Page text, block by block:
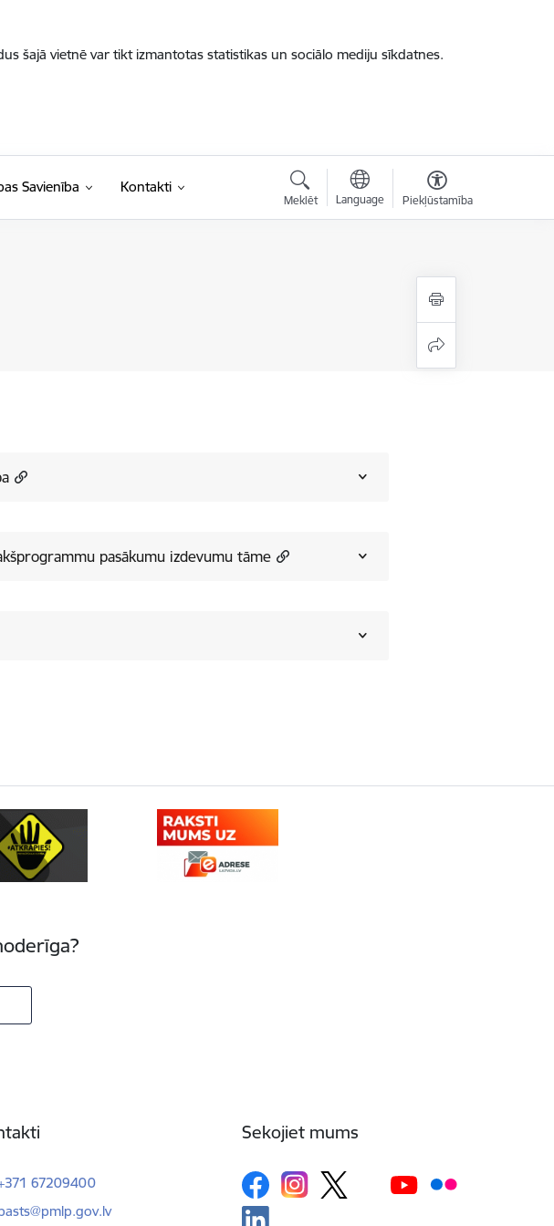
šajā vietnē var tikt izmantotas statistikas un sociālo mediju sīkdatnes.
Savienība Kontakti
Meklēt Language Piekļūstamība
pasākumu izdevumu tāme
67209400
pasts:
Sekojiet mums